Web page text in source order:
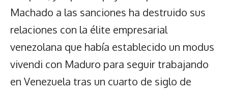
Machado a las sanciones ha destruido sus
relaciones con la élite empresarial
venezolana que había establecido un modus
vivendi con Maduro para seguir trabajando
en Venezuela tras un cuarto de siglo de